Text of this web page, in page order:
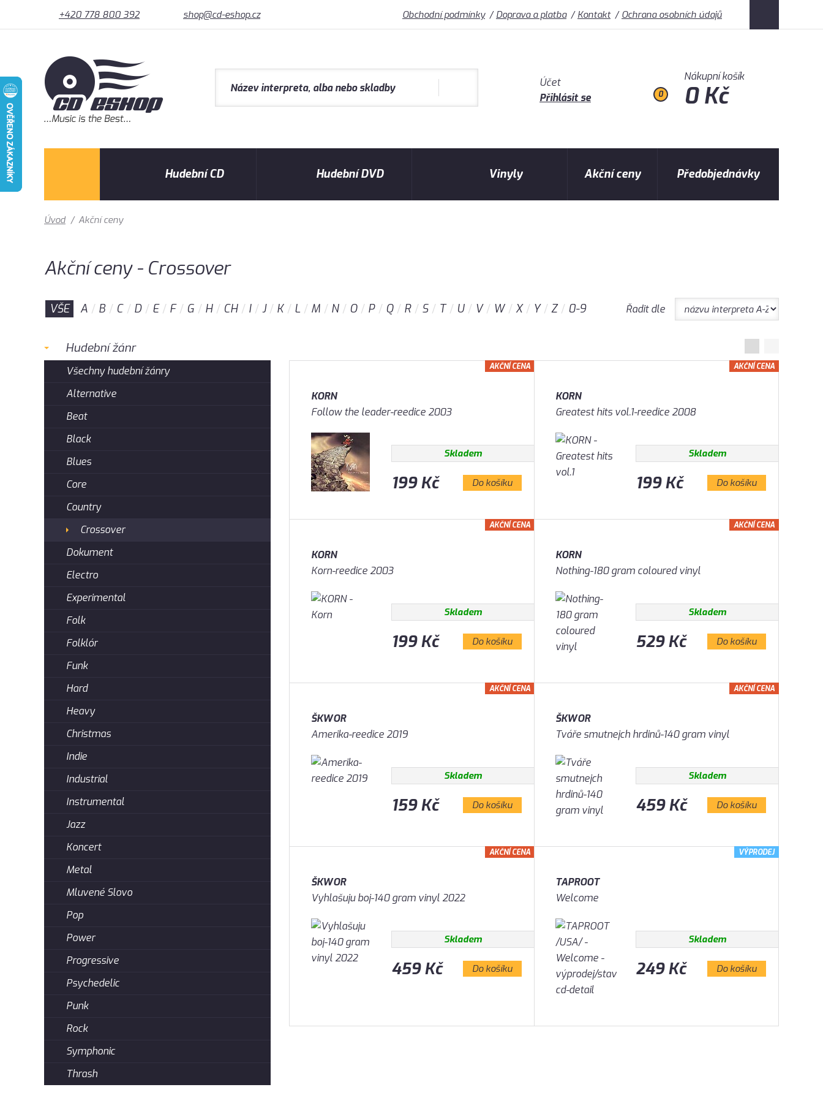
+420 778 800 392 shop@cd-eshop.cz Obchodní podmínky Doprava a platba Kontakt Ochrana osobních údajů
Účet
Přihlásit se
0
Nákupní košík
0 Kč
Hudební CD Hudební DVD Vinyly Akční ceny Předobjednávky
Úvod / Akční ceny
Akční ceny - Crossover
VŠE A B C D E F G H CH I J K L M N O P Q R S T U V W X Y Z 0-9 Řadit dle
Hudební žánr
Všechny hudební žánry
Alternative
Beat
Black
Blues
Core
Country
Crossover
Dokument
Electro
Experimental
Folk
Folklór
Funk
Hard
Heavy
Christmas
Indie
Industrial
Instrumental
Jazz
Koncert
Metal
Mluvené Slovo
Pop
Power
Progressive
Psychedelic
Punk
Rock
Symphonic
Thrash
KORN
Follow the leader-reedice 2003
Skladem
199 Kč Do košíku
AKČNÍ CENA
KORN
Greatest hits vol.1-reedice 2008
Skladem
199 Kč Do košíku
AKČNÍ CENA
KORN
Korn-reedice 2003
Skladem
199 Kč Do košíku
AKČNÍ CENA
KORN
Nothing-180 gram coloured vinyl
Skladem
529 Kč Do košíku
AKČNÍ CENA
ŠKWOR
Amerika-reedice 2019
Skladem
159 Kč Do košíku
AKČNÍ CENA
ŠKWOR
Tváře smutnejch hrdinů-140 gram vinyl
Skladem
459 Kč Do košíku
AKČNÍ CENA
ŠKWOR
Vyhlašuju boj-140 gram vinyl 2022
Skladem
459 Kč Do košíku
AKČNÍ CENA
TAPROOT
Welcome
Skladem
249 Kč Do košíku
VÝPRODEJ